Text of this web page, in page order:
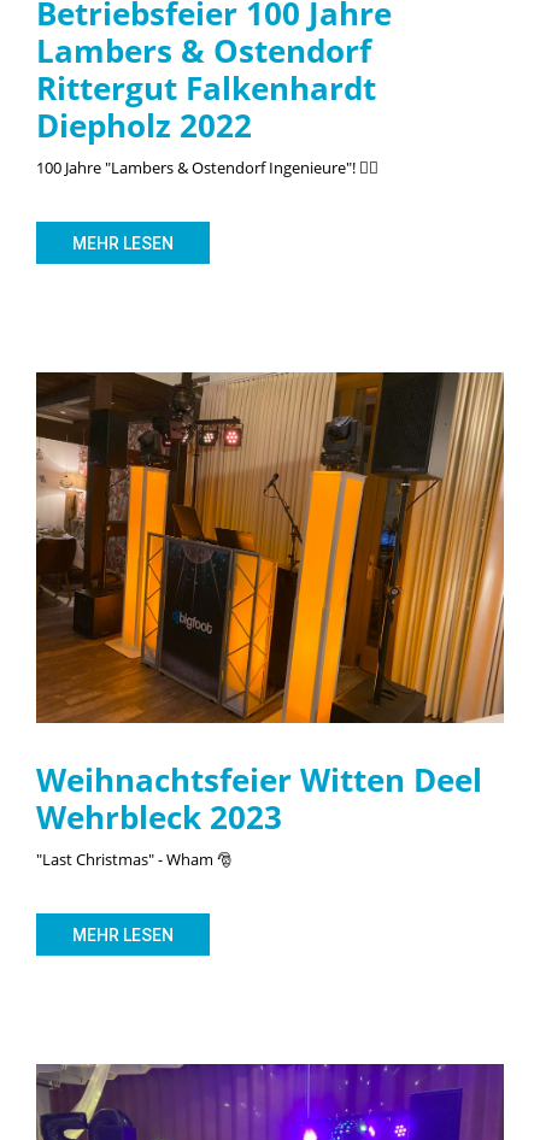
Betriebsfeier 100 Jahre
Lambers & Ostendorf
Rittergut Falkenhardt
Diepholz 2022
100 Jahre "Lambers & Ostendorf Ingenieure"! 👷‍♂️
MEHR LESEN
Weihnachtsfeier Witten Deel
Wehrbleck 2023
"Last Christmas" - Wham 🎅
MEHR LESEN